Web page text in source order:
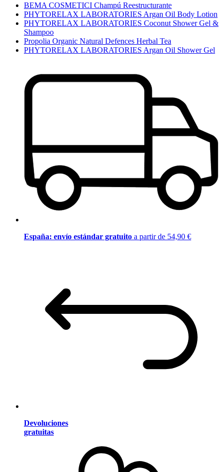
BEMA COSMETICI Champú Reestructurante
PHYTORELAX LABORATORIES Argan Oil Body Lotion
PHYTORELAX LABORATORIES Coconut Shower Gel &
Shampoo
Propolia Organic Natural Defences Herbal Tea
PHYTORELAX LABORATORIES Argan Oil Shower Gel
España: envío estándar gratuito a partir de 54,90 €
Devoluciones
gratuitas